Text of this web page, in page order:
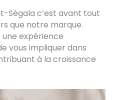
Ségala c’est avant tout
que notre marque.
expérience
vous impliquer dans
à la croissance